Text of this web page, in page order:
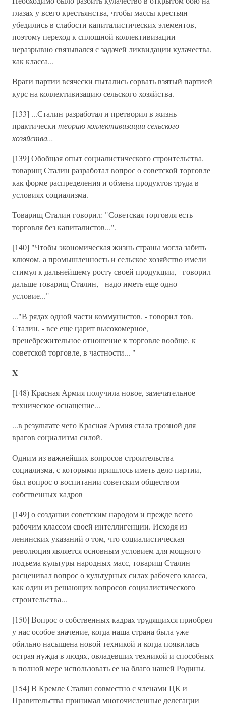
глазах у всего крестьянства, чтобы массы крестьян
убедились в слабости капиталистических элементов,
поэтому переход к сплошной коллективизации
неразрывно связывался с задачей ликвидации кулачества,
как класса...
Враги партии всячески пытались сорвать взятый партией
курс на коллективизацию сельского хозяйства.
[133] ...Сталин разработал и претворил в жизнь
практически теорию коллективизации сельского
хозяйства...
[139] Обобщая опыт социалистического строительства,
товарищ Сталин разработал вопрос о советской торговле
как форме распределения и обмена продуктов труда в
условиях социализма.
Товарищ Сталин говорил: "Советская торговля есть
торговля без капиталистов...".
[140] "Чтобы экономическая жизнь страны могла забить
ключом, а промышленность и сельское хозяйство имели
стимул к дальнейшему росту своей продукции, - говорил
дальше товарищ Сталин, - надо иметь еще одно
условие..."
..."В рядах одной части коммунистов, - говорил тов.
Сталин, - все еще царит высокомерное,
пренебрежительное отношение к торговле вообще, к
советской торговле, в частности... "
X
[148) Красная Армия получила новое, замечательное
техническое оснащение...
...в результате чего Красная Армия стала грозной для
врагов социализма силой.
Одним из важнейших вопросов строительства
социализма, с которыми пришлось иметь дело партии,
был вопрос о воспитании советским обществом
собственных кадров
[149] о создании советским народом и прежде всего
рабочим классом своей интеллигенции. Исходя из
ленинских указаний о том, что социалистическая
революция является основным условием для мощного
подъема культуры народных масс, товарищ Сталин
расценивал вопрос о культурных силах рабочего класса,
как один из решающих вопросов социалистического
строительства...
[150] Вопрос о собственных кадрах трудящихся приобрел
у нас особое значение, когда наша страна была уже
обильно насыщена новой техникой и когда появилась
острая нужда в людях, овладевших техникой и способных
в полной мере использовать ее на благо нашей Родины.
[154] В Кремле Сталин совместно с членами ЦК и
Правительства принимал многочисленные делегации